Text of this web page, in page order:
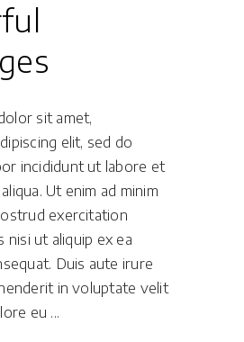
sit amet,
elit, sed do
incididunt ut labore et
Ut enim ad minim
exercitation
nisi ut aliquip ex ea
Duis aute irure
in voluptate velit
eu